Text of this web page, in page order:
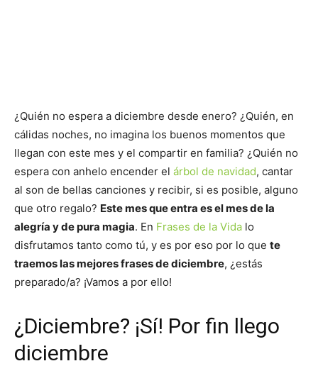
¿Quién no espera a diciembre desde enero? ¿Quién, en
cálidas noches, no imagina los buenos momentos que
llegan con este mes y el compartir en familia? ¿Quién no
espera con anhelo encender el árbol de navidad, cantar
al son de bellas canciones y recibir, si es posible, alguno
que otro regalo? Este mes que entra es el mes de la
alegría y de pura magia. En Frases de la Vida lo
disfrutamos tanto como tú, y es por eso por lo que te
traemos las mejores frases de diciembre, ¿estás
preparado/a? ¡Vamos a por ello!
¿Diciembre? ¡Sí! Por fin llego
diciembre